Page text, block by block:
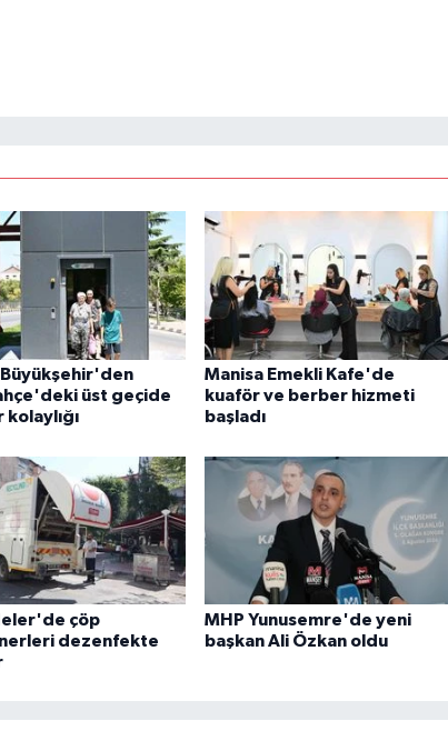
Büyükşehir'den
üst geçide
kolaylığı
Manisa Emekli Kafe'de
kuaför ve berber hizmeti
başladı
çöp
dezenfekte
MHP Yunusemre'de yeni
başkan Ali Özkan oldu